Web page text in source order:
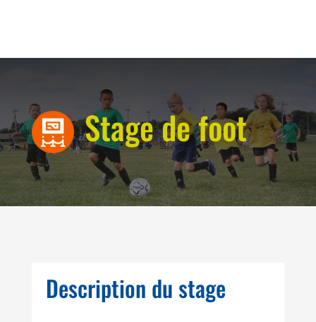
Stage de foot
Description du stage